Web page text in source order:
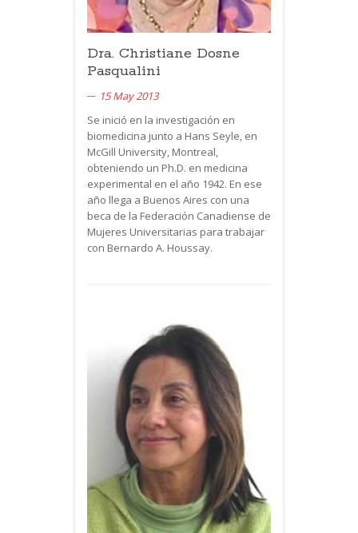
Dra. Christiane Dosne
Pasqualini
15 May 2013
Se inició en la investigación en
biomedicina junto a Hans Seyle, en
McGill University, Montreal,
obteniendo un Ph.D. en medicina
experimental en el año 1942. En ese
año llega a Buenos Aires con una
beca de la Federación Canadiense de
Mujeres Universitarias para trabajar
con Bernardo A. Houssay.